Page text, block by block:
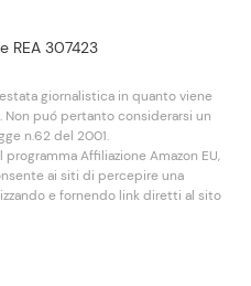
REA 307423
giornalistica in quanto viene
Non puó pertanto considerarsi un
n.62 del 2001.
Affiliazione Amazon EU,
ai siti di percepire una
e fornendo link diretti al sito